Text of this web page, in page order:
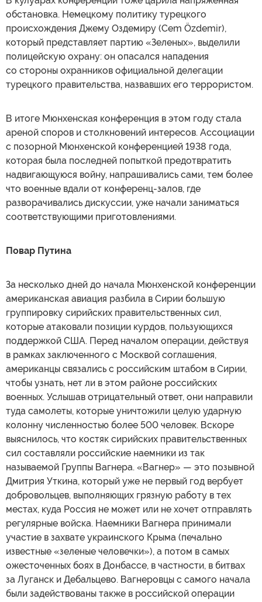
обстановка. Немецкому политику турецкого
происхождения Джему Оздемиру (Cem Özdemir),
который представляет партию «Зеленых», выделили
полицейскую охрану: он опасался нападения
со стороны охранников официальной делегации
турецкого правительства, назвавших его террористом.
В итоге Мюнхенская конференция в этом году стала
ареной споров и столкновений интересов. Ассоциации
с позорной Мюнхенской конференцией 1938 года,
которая была последней попыткой предотвратить
надвигающуюся войну, напрашивались сами, тем более
что военные вдали от конференц-залов, где
разворачивались дискуссии, уже начали заниматься
соответствующими приготовлениями.
Повар Путина
За несколько дней до начала Мюнхенской конференции
американская авиация разбила в Сирии большую
группировку сирийских правительственных сил,
которые атаковали позиции курдов, пользующихся
поддержкой США. Перед началом операции, действуя
в рамках заключенного с Москвой соглашения,
американцы связались с российским штабом в Сирии,
чтобы узнать, нет ли в этом районе российских
военных. Услышав отрицательный ответ, они направили
туда самолеты, которые уничтожили целую ударную
колонну численностью более 500 человек. Вскоре
выяснилось, что костяк сирийских правительственных
сил составляли российские наемники из так
называемой Группы Вагнера. «Вагнер» — это позывной
Дмитрия Уткина, который уже не первый год вербует
добровольцев, выполняющих грязную работу в тех
местах, куда Россия не может или не хочет отправлять
регулярные войска. Наемники Вагнера принимали
участие в захвате украинского Крыма (печально
известные «зеленые человечки»), а потом в самых
ожесточенных боях в Донбассе, в частности, в битвах
за Луганск и Дебальцево. Вагнеровцы с самого начала
были задействованы также в российской операции